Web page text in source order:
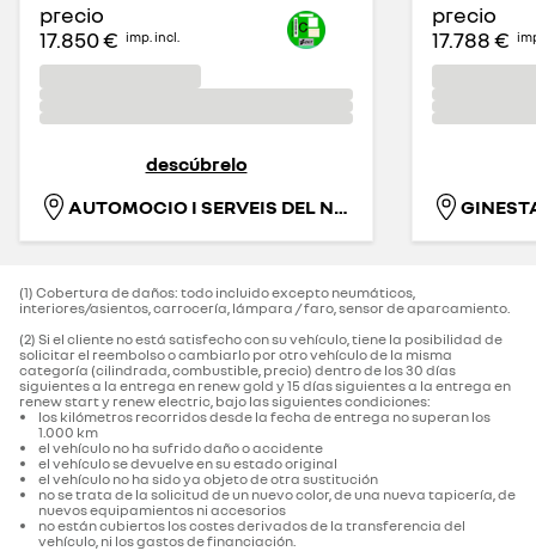
precio
17.850 € imp. incl.
descúbrelo
AUTOMOCIO I SERVEIS DEL NORD-EST, S.L.
precio
17.788 €
(1) Cobertura de daños: todo incluido excepto neumáticos,
interiores/asientos, carrocería, lámpara / faro, sensor de aparcamiento.‌
(2) Si el cliente no está satisfecho con su vehículo, tiene la posibilidad de
solicitar el reembolso o cambiarlo por otro vehículo de la misma
categoría (cilindrada, combustible, precio) dentro de los 30 días
siguientes a la entrega en renew gold y 15 días siguientes a la entrega en
renew start y renew electric, bajo las siguientes condiciones:
los kilómetros recorridos desde la fecha de entrega no superan los
1.000 km
el vehículo no ha sufrido daño o accidente
el vehículo se devuelve en su estado original
el vehículo no ha sido ya objeto de otra sustitución
no se trata de la solicitud de un nuevo color, de una nueva tapicería, de
nuevos equipamientos ni accesorios
no están cubiertos los costes derivados de la transferencia del
vehículo, ni los gastos de financiación.